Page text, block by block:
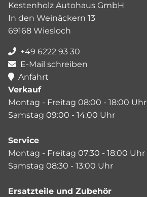
Kestenholz Autohaus GmbH
In den Weinäckern 13
69168 Wiesloch
+49 6222 93 30
E-Mail schreiben
Anfahrt
Verkauf
Montag - Freitag 08:00 - 18:00 Uhr
Samstag 09:00 - 14:00 Uhr
Service
Montag - Freitag 07:30 - 18:00 Uhr
Samstag 08:30 - 13:00 Uhr
Ersatzteile und Zubehör